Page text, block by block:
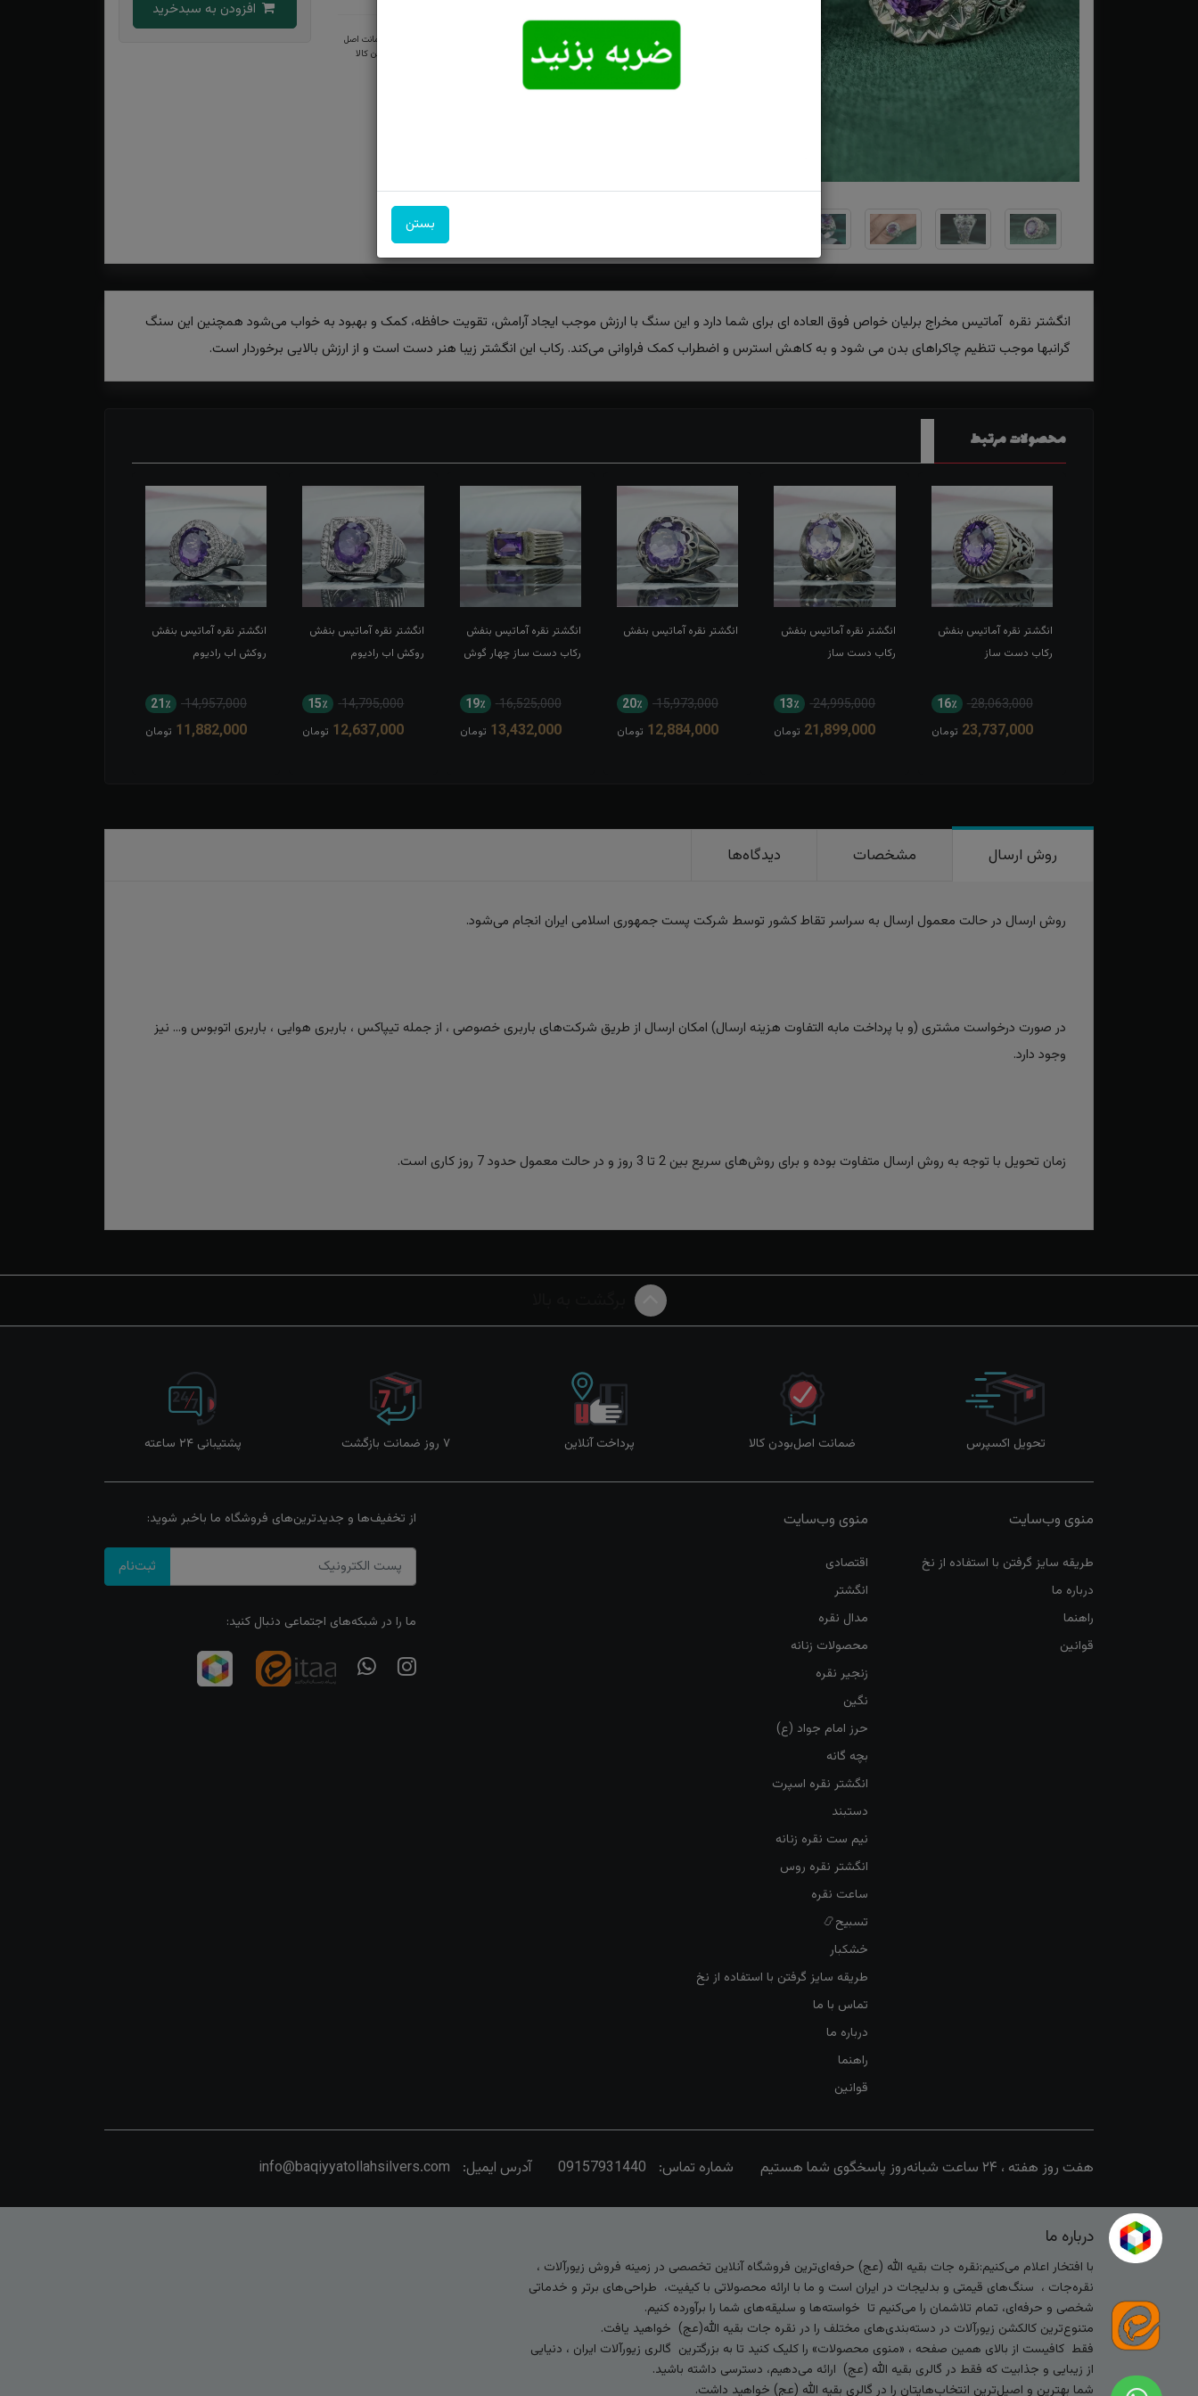
امکان پرداخت
در محل
ضمانت اصل
بودن کالا
انگشتر نقره آماتیس مخراج برلیان خواص فوق العاده ای برای شما دارد و این سنگ با ارزش موجب ایجاد آرامش، تقویت حافظه، کمک و بهبود به خواب می‌شود همچنین این سنگ
گرانبها موجب تنظیم چاکراهای بدن می شود و به کاهش استرس و اضطراب کمک فراوانی می‌کند. رکاب این انگشتر زیبا هنر دست است و از ارزش بالایی برخوردار است.
محصولات مرتبط
انگشتر نقره آماتیس بنفش
رکاب دست ساز
28,063,000 16٪
23,737,000 تومان
انگشتر نقره آماتیس بنفش
رکاب دست ساز
24,995,000 13٪
21,899,000 تومان
انگشتر نقره آماتیس بنفش
15,973,000 20٪
12,884,000 تومان
انگشتر نقره آماتیس بنفش
رکاب دست ساز چهار گوش
16,525,000 19٪
13,432,000 تومان
انگشتر نقره آماتیس بنفش
روکش اب رادیوم
14,795,000 15٪
12,637,000 تومان
انگشتر نقره آماتیس بنفش
روکش اب رادیوم
14,957,000 21٪
11,882,000 تومان
روش ارسال مشخصات دیدگاه‌ها
روش ارسال در حالت معمول ارسال به سراسر تقاط کشور توسط شرکت پست جمهوری اسلامی ایران انجام می‌شود.
در صورت درخواست مشتری (و با پرداخت مابه التفاوت هزینه ارسال) امکان ارسال از طریق شرکت‌های باربری خصوصی ، از جمله تیپاکس ، باربری هوایی ، باربری اتوبوس و... نیز
وجود دارد.
زمان تحویل با توجه به روش ارسال متفاوت بوده و برای روش‌های سریع بین 2 تا 3 روز و در حالت معمول حدود 7 روز کاری است.
بستن
تحویل اکسپرس ضمانت اصل‌بودن کالا پرداخت آنلاین ۷ روز ضمانت بازگشت پشتیبانی ۲۴ ساعته
منوی وب‌سایت
طریقه سایز گرفتن با استفاده از نخ
درباره ما
راهنما
قوانین
منوی وب‌سایت
اقتصادی
انگشتر
مدال نقره
محصولات زنانه
زنجیر نقره
نگین
حرز امام جواد (ع)
بچه گانه
انگشتر نقره اسپرت
دستبند
نیم ست نقره زنانه
انگشتر نقره روس
ساعت نقره
تسبیح📿
خشکبار
طریقه سایز گرفتن با استفاده از نخ
تماس با ما
درباره ما
راهنما
قوانین
از تخفیف‌ها و جدیدترین‌های فروشگاه ما باخبر شوید:
ثبت‌نام
ما را در شبکه‌های اجتماعی دنبال کنید:
هفت روز هفته ، ۲۴ ساعت شبانه‌روز پاسخگوی شما هستیم شماره تماس: 09157931440 آدرس ایمیل: info@baqiyyatollahsilvers.com
درباره ما
با افتخار اعلام می‌کنیم:نقره جات بقیه الله (عج) حرفه‌ای‌ترین فروشگاه آنلاین تخصصی در زمینه فروش زیورآلات ،
نقره‌جات ، سنگ‌های قیمتی و بدلیجات در ایران است و ما با ارائه محصولاتی با کیفیت، طراحی‌های برتر و خدماتی
شخصی و حرفه‌ای، تمام تلاشمان را می‌کنیم تا خواسته‌ها و سلیقه‌های شما را برآورده کنیم.
متنوع‌ترین کالکشن زیورآلات در دسته‌بندی‌های مختلف را در نقره جات بقیه الله(عج) خواهید یافت.
فقط کافیست از بالای همین صفحه ، «منوی محصولات» را کلیک کنید تا به بزرگترین گالری زیورآلات ایران ، دنیایی
از زیبایی و جذابیت که فقط در گالری بقیه الله (عج) ارائه می‌دهیم، دسترسی داشته باشید.
شما بهترین و اصیل‌ترین انتخاب‌هایتان را در گالری بقیه الله (عج) خواهید داشت.